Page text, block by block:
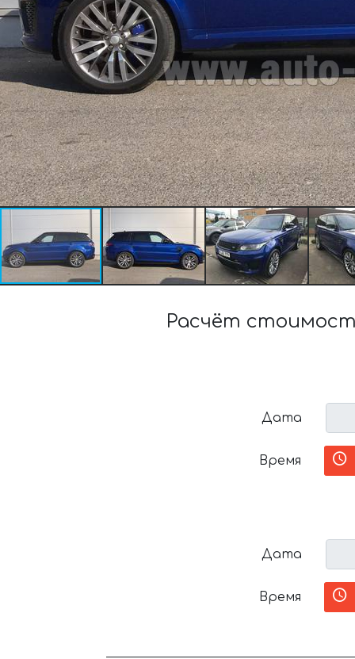
Расчёт
Дата
Время
Дата
Время